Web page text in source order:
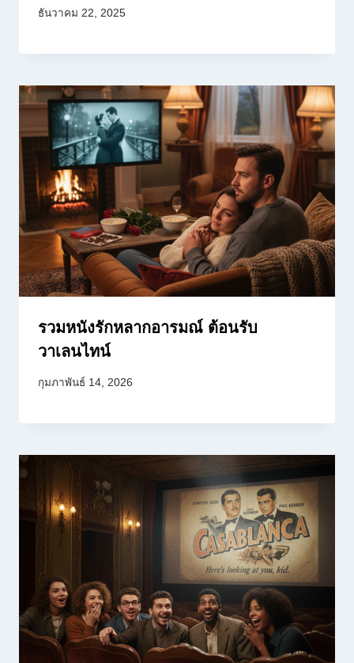
ธันวาคม 22, 2025
รวมหนังรักหลากอารมณ์ ต้อนรับ
วาเลนไทน์
กุมภาพันธ์ 14, 2026